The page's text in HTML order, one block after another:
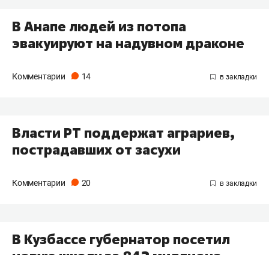
В Анапе людей из потопа
эвакуируют на надувном драконе
Комментарии 14
Власти РТ поддержат аграриев,
пострадавших от засухи
Комментарии 20
В Кузбассе губернатор посетил